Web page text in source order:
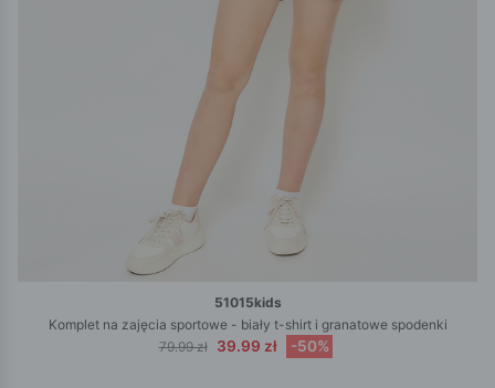
51015kids
Komplet na zajęcia sportowe - biały t-shirt i granatowe spodenki
79.99 zł
39.99 zł -50%